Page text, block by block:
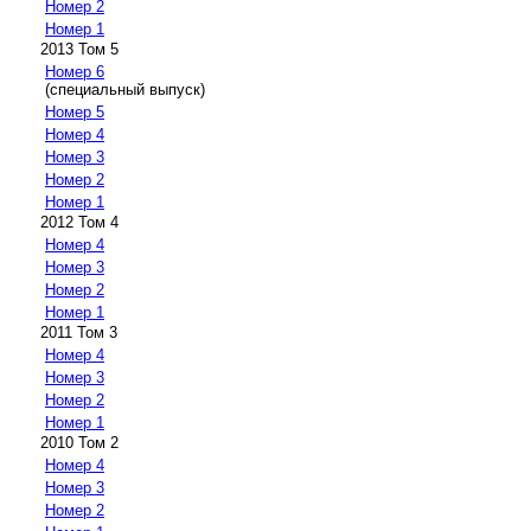
Номер 2
Номер 1
2013 Том 5
Номер 6
(специальный выпуск)
Номер 5
Номер 4
Номер 3
Номер 2
Номер 1
2012 Том 4
Номер 4
Номер 3
Номер 2
Номер 1
2011 Том 3
Номер 4
Номер 3
Номер 2
Номер 1
2010 Том 2
Номер 4
Номер 3
Номер 2